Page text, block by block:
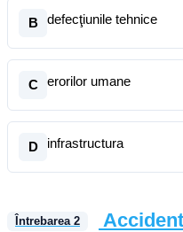
B defecţiunile tehnice
C erorilor umane
D infrastructura
Întrebarea 2